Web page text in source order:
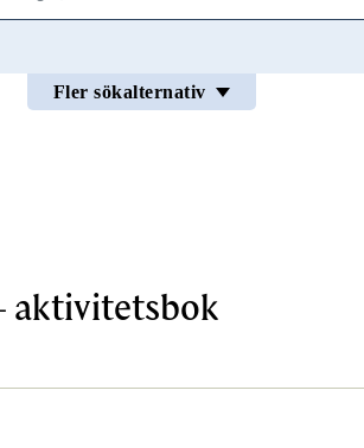
Fler sökalternativ
aktivitetsbok